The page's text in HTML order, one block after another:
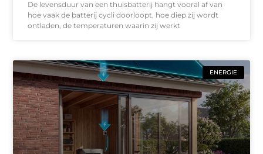
De levensduur van een thuisbatterij hangt vooral af van
hoe vaak de batterij cycli doorloopt, hoe diep zij wordt
ontladen, de temperaturen waarin zij werkt
ENERGIE